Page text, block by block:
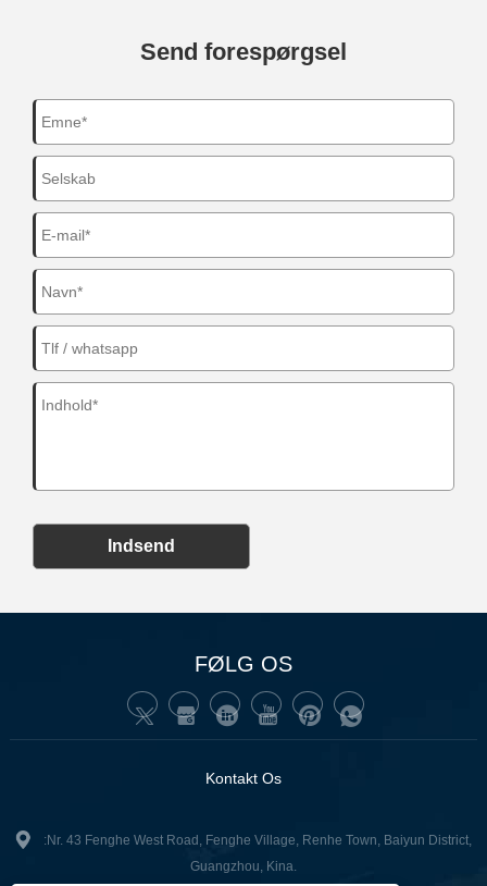
Send forespørgsel
Indsend
FØLG OS
Kontakt Os
:Nr. 43 Fenghe West Road, Fenghe Village, Renhe Town, Baiyun District,
Guangzhou, Kina.